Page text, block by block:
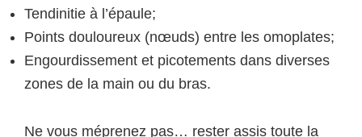
Tendinitie à l’épaule;
Points douloureux (nœuds) entre les omoplates;
Engourdissement et picotements dans diverses
zones de la main ou du bras.
Ne vous méprenez pas… rester assis toute la